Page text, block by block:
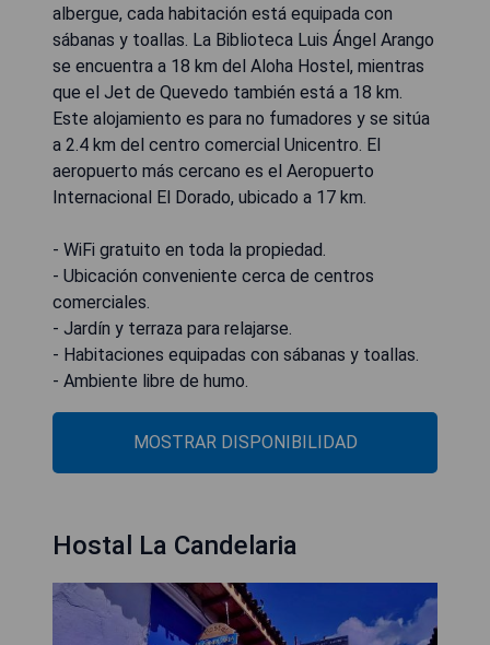
albergue, cada habitación está equipada con
sábanas y toallas. La Biblioteca Luis Ángel Arango
se encuentra a 18 km del Aloha Hostel, mientras
que el Jet de Quevedo también está a 18 km.
Este alojamiento es para no fumadores y se sitúa
a 2.4 km del centro comercial Unicentro. El
aeropuerto más cercano es el Aeropuerto
Internacional El Dorado, ubicado a 17 km.
- WiFi gratuito en toda la propiedad.
- Ubicación conveniente cerca de centros
comerciales.
- Jardín y terraza para relajarse.
- Habitaciones equipadas con sábanas y toallas.
- Ambiente libre de humo.
MOSTRAR DISPONIBILIDAD
Hostal La Candelaria